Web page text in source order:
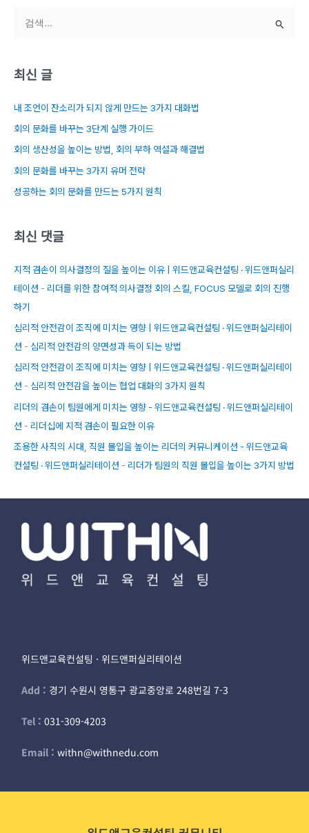
상
최신 글
내 조언이 잔소리가 되지 않게 만드는 3가지 대화법
회의 문화를 바꾸는 3단계 실행 가이드
회의 생산성을 높이는 방법, 회의 부하 역설과 해결법
회의 문화를 바꾸는 3가지 유머 전략
성공하는 회의 문화를 만드는 5가지 원칙
최신 댓글
지적 겸손이 의사결정의 질을 높이는 이유 | 위드앤교육컨설팅 · 위드앤퍼실리
테이션 - 리더를 위한 참여적 의사결정 회의 스킬, FOCUS 모델로 회의 진행
하기
심리적 안전감이 조직에 미치는 영향 | 위드앤교육컨설팅 · 위드앤퍼실리테이
션 - 심리적 안전감의 양면성과 득이 되는 방법
심리적 안전감이 조직에 미치는 영향 | 위드앤교육컨설팅 · 위드앤퍼실리테이
션 - 심리적 안전감을 높이는 협업 대화의 3가지 원칙
리더의 겸손이 팀원에게 미치는 영향 - 위드앤교육컨설팅 · 위드앤퍼실리테이
션 - 리더십에 지적 겸손이 필요한 이유
조용한 사직의 시대, 직원 몰입을 높이는 리더의 커뮤니케이션 - 위드앤교육
컨설팅 · 위드앤퍼실리테이션 - 리더가 팀원의 직원 몰입을 높이는 3가지 방법
위드앤교육컨설팅 · 위드앤퍼실리테이션
Add : 경기 수원시 영통구 광교중앙로 248번길 7-3
Tel :031-309-4203
Email : withn@withnedu.com